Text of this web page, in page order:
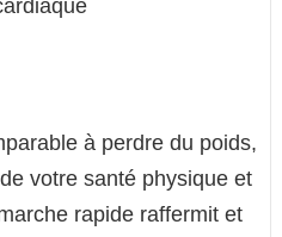
à perdre du poids,
votre santé physique et
rapide raffermit et